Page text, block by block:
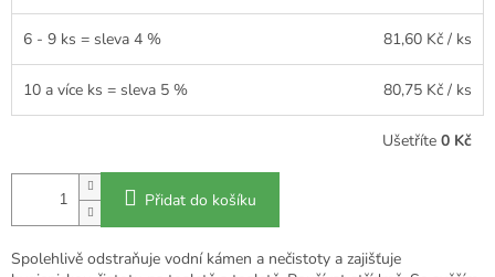
6 - 9 ks = sleva 4 % 81,60 Kč / ks
10 a více ks = sleva 5 % 80,75 Kč / ks
Ušetříte 0 Kč
Přidat do košíku
Spolehlivě odstraňuje vodní kámen a nečistoty a zajišťuje